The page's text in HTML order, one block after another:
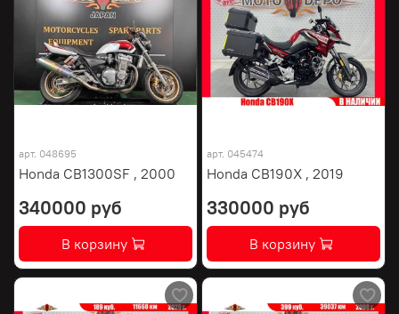
арт. 048695
Honda CB1300SF , 2000
340000 руб
В корзину
арт. 045474
Honda CB190X , 2019
330000 руб
В корзину